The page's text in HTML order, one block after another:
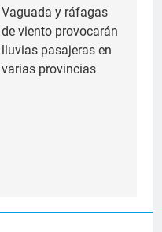
Vaguada y ráfagas
de viento provocarán
lluvias pasajeras en
varias provincias